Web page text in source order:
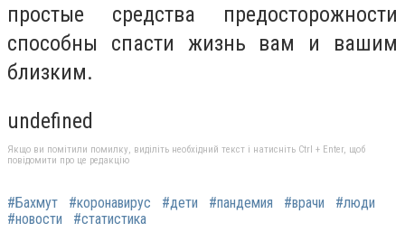
простые средства предосторожности
способны спасти жизнь вам и вашим
близким.
undefined
Якщо ви помітили помилку, виділіть необхідний текст і натисніть Ctrl + Enter, щоб
повідомити про це редакцію
#Бахмут #коронавирус #дети #пандемия #врачи
#люди
#новости
#статистика